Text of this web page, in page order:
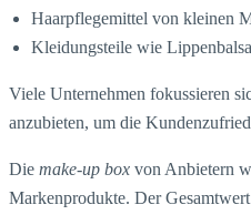
Haarpflegemittel von kleinen
Kleidungsteile wie
Viele Unternehmen fokussieren
anzubieten, um die
Die make-up box von Anbietern
Markenprodukte. Der